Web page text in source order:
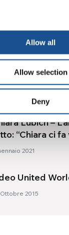
Allow all
Allow selection
Deny
also like
diplomazia
Lubich –
“Chiara ci fa
2021
United
2015